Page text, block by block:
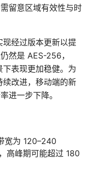
留意区域有效性与时
经过版本更新以提
然是 AES-256，
表现更加稳健。为
改进，移动端的新
进一步下降。
宽为 120–240
高峰期可能超过 180